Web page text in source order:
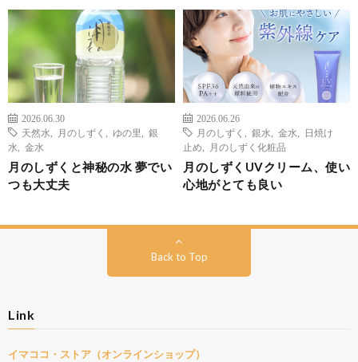
2026.06.30
天然水
月のしずく ゆの里
銀
水
金水
月のしずくと神秘の水 夢でい
つも大丈夫
2026.06.26
月のしずく
銀水 金水
日焼け
止め
月のしずく化粧品
月のしずくUVクリーム、使い
心地がとても良い
Back to Top
Link
イマココ・ストア（オンラインショップ）